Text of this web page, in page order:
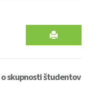
o skupnosti študentov